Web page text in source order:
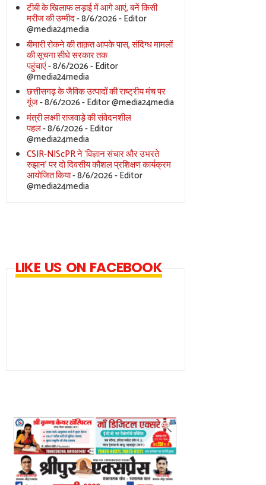
टीबी के खिलाफ लड़ाई में आगे आएं, बनें किसी
मरीज की उम्मीद- 8/6/2026- Editor
@media24media
बीमारी रोकने की ताक़त आपके पास, संदिग्ध मामलों
की सूचना सीधे सरकार तक
पहुंचाएं- 8/6/2026- Editor
@media24media
छत्तीसगढ़ के जैविक उत्पादों की राष्ट्रीय मंच पर
गूंज- 8/6/2026- Editor @media24media
मंत्री लक्ष्मी राजवाड़े की संवेदनशील
पहल- 8/6/2026- Editor
@media24media
CSIR-NIScPR ने ‘विज्ञान संचार और उभरते
रुझान’ पर दो दिवसीय कौशल प्रशिक्षण कार्यक्रम
आयोजित किया- 8/6/2026- Editor
@media24media
LIKE US ON FACEBOOK